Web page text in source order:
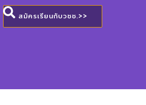
สมัครเรียนกับวชช.>>